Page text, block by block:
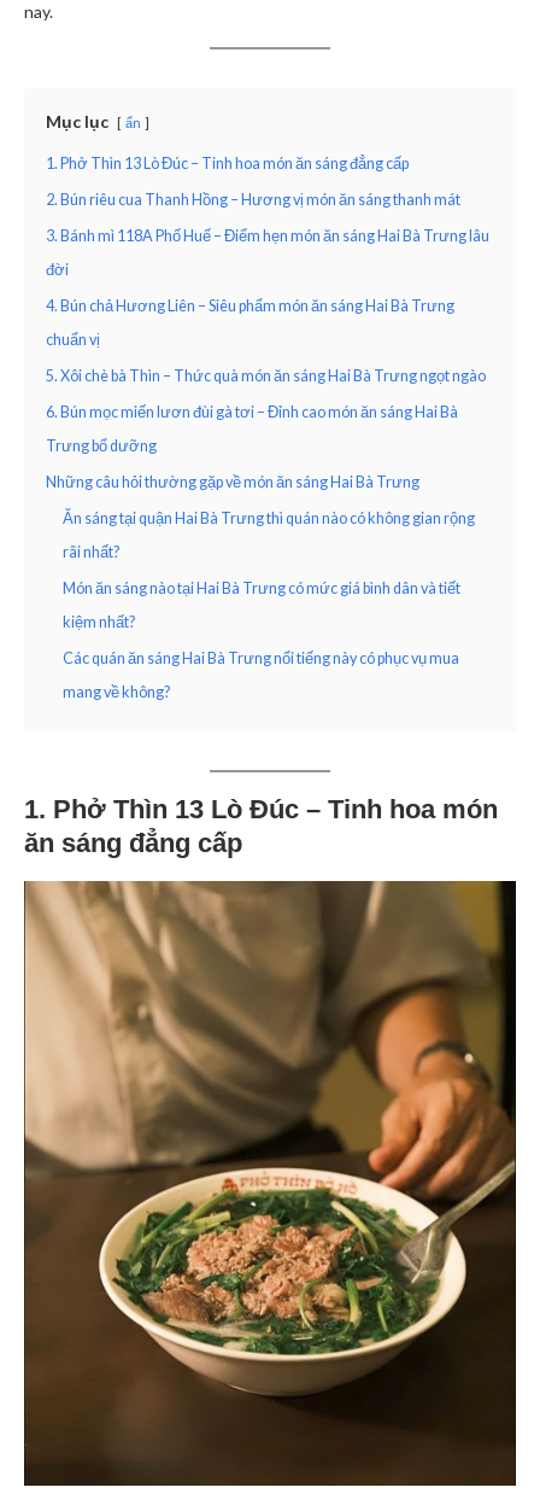
nay.
Mục lục ẩn
1. Phở Thìn 13 Lò Đúc – Tinh hoa món ăn sáng đẳng cấp
2. Bún riêu cua Thanh Hồng – Hương vị món ăn sáng thanh mát
3. Bánh mì 118A Phố Huế – Điểm hẹn món ăn sáng Hai Bà Trưng lâu
đời
4. Bún chả Hương Liên – Siêu phẩm món ăn sáng Hai Bà Trưng
chuẩn vị
5. Xôi chè bà Thìn – Thức quà món ăn sáng Hai Bà Trưng ngọt ngào
6. Bún mọc miến lươn đùi gà tơi – Đỉnh cao món ăn sáng Hai Bà
Trưng bổ dưỡng
Những câu hỏi thường gặp về món ăn sáng Hai Bà Trưng
Ăn sáng tại quận Hai Bà Trưng thì quán nào có không gian rộng
rãi nhất?
Món ăn sáng nào tại Hai Bà Trưng có mức giá bình dân và tiết
kiệm nhất?
Các quán ăn sáng Hai Bà Trưng nổi tiếng này có phục vụ mua
mang về không?
1. Phở Thìn 13 Lò Đúc – Tinh hoa món
ăn sáng đẳng cấp